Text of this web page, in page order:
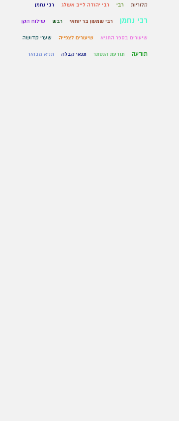
קלוריות רבי רבי יהודה לייב אשלג רבי נחמן
רבי נחמן רבי שמעון בר יוחאי רבש שילוח הקן
שיעורים בספר התניא שיעורים לצפייה שערי קדושה
תודעה תודעת הנסתר תנאי קבלה תניא מבואר